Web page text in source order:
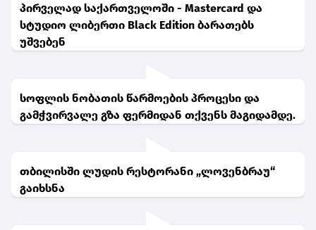
პირველად საქართველოში - Mastercard და
სტუდიო ლიბერთი Black Edition ბარათებს
უშვებენ
სოფლის ნობათის წარმოების პროცესი და
გამჭვირვალე გზა ფერმიდან თქვენს მაგიდამდე.
თბილისში ლუდის რესტორანი „ლოვენბრაუ“
გაიხსნა